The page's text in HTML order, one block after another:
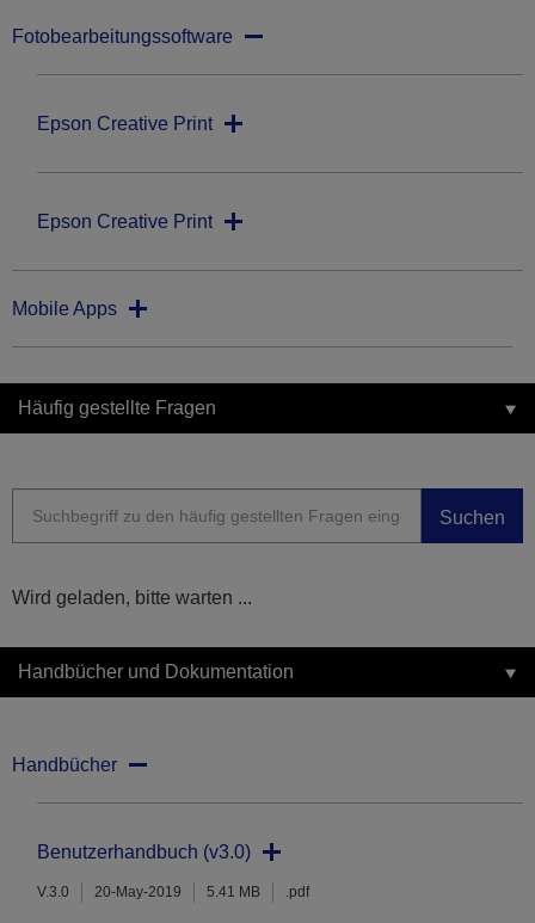
Fotobearbeitungssoftware
Epson Creative Print
Epson Creative Print
Mobile Apps
Häufig gestellte Fragen
Suchen
Wird geladen, bitte warten ...
Handbücher und Dokumentation
Handbücher
Benutzerhandbuch (v3.0)
V.3.0 20-May-2019 5.41 MB .pdf